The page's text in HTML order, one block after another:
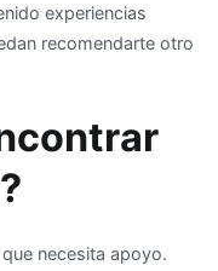
experiencias
recomendarte otro
necesita apoyo.